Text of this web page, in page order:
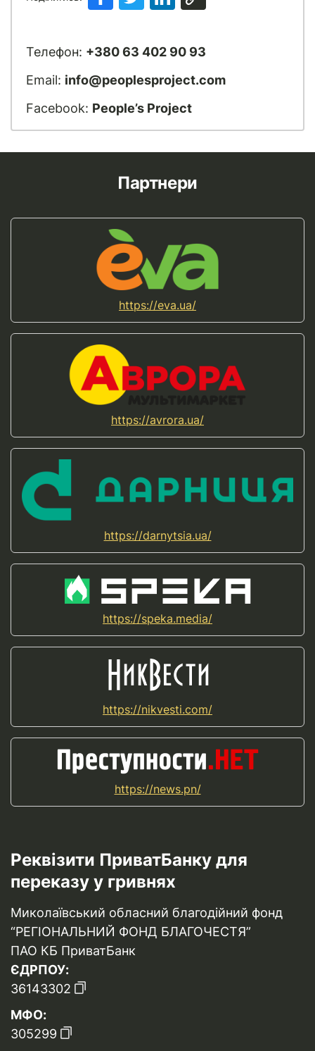
Телефон: +380 63 402 90 93
Email: info@peoplesproject.com
Facebook: People’s Project
Партнери
https://eva.ua/
https://avrora.ua/
https://darnytsia.ua/
https://speka.media/
https://nikvesti.com/
https://news.pn/
Реквізити ПриватБанку для
переказу у гривнях
Миколаївський обласний благодійний фонд
“РЕГІОНАЛЬНИЙ ФОНД БЛАГОЧЕСТЯ”
ПАО КБ ПриватБанк
ЄДРПОУ:
36143302
МФО:
305299